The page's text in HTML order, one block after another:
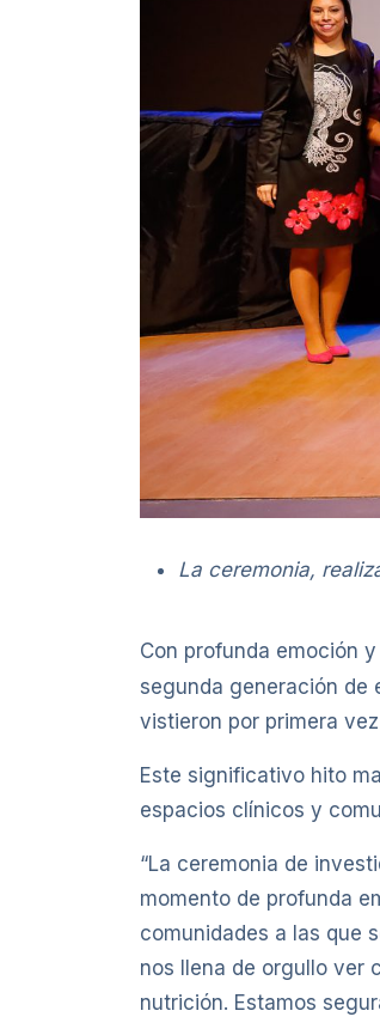
La ceremonia,
Con profunda emoción
segunda generación de
vistieron por primera
Este significativo hito
espacios clínicos y
“La ceremonia de
momento de profunda
comunidades a las que
nos llena de orgullo ver
nutrición. Estamos